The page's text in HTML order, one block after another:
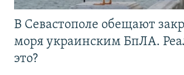
В Севастополе обещают
моря украинским БпЛА.
это?